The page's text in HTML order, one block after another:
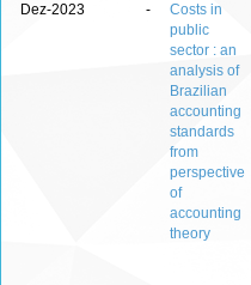
Dez-2023 -
Costs in
public
sector : an
analysis of
Brazilian
accounting
standards
from
perspective
of
accounting
theory